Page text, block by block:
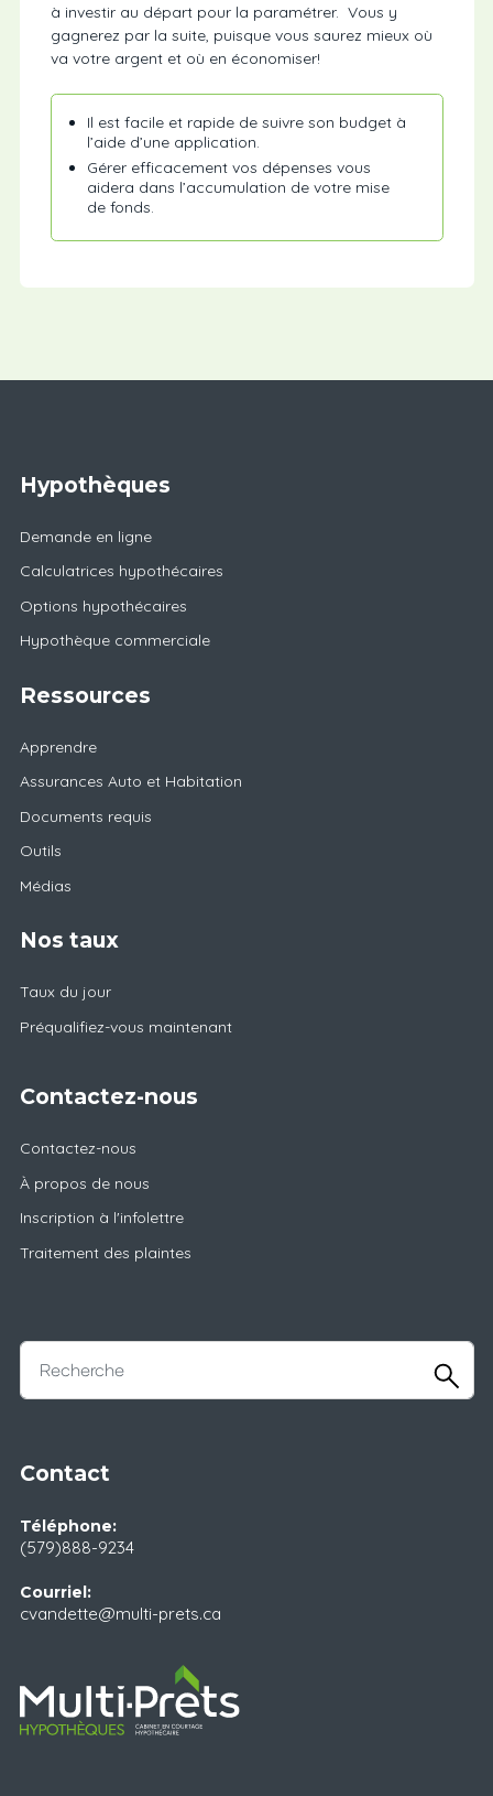
à investir au départ pour la paramétrer. Vous y
gagnerez par la suite, puisque vous saurez mieux où
va votre argent et où en économiser!
Il est facile et rapide de suivre son budget à
l’aide d’une application.
Gérer efficacement vos dépenses vous
aidera dans l’accumulation de votre mise
de fonds.
Hypothèques
Demande en ligne
Calculatrices hypothécaires
Options hypothécaires
Hypothèque commerciale
Ressources
Apprendre
Assurances Auto et Habitation
Documents requis
Outils
Médias
Nos taux
Taux du jour
Préqualifiez-vous maintenant
Contactez-nous
Contactez-nous
À propos de nous
Inscription à l'infolettre
Traitement des plaintes
Contact
Téléphone:
(579)888-9234
Courriel:
cvandette@multi-prets.ca